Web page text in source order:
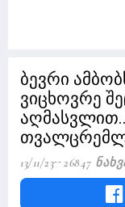
ბევრი
ვიცხოვრე
13/11/23 26847